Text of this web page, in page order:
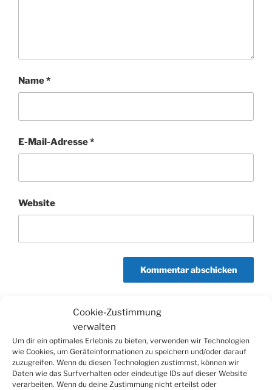
Cookie-Zustimmung
verwalten
Um dir ein optimales Erlebnis zu bieten, verwenden wir Technologien
wie Cookies, um Geräteinformationen zu speichern und/oder darauf
zuzugreifen. Wenn du diesen Technologien zustimmst, können wir
Daten wie das Surfverhalten oder eindeutige IDs auf dieser Website
verarbeiten. Wenn du deine Zustimmung nicht erteilst oder
Name*
E-Mail-Adresse*
Website
Beitragsnavigation
Vorheriger
Beitrag
ZURÜCK
Frühlings-Impression